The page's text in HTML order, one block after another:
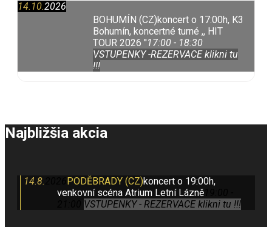
14.10.2026
BOHUMÍN (CZ)koncert o 17:00h, K3
Bohumín, koncertné turné ,, HIT
TOUR 2026 ''17:00 - 18:30
VSTUPENKY -REZERVACE klikni tu
!!!
Najbližšia akcia
14.8. PODĚBRADY (CZ)koncert o 19:00h,
venkovní scéna Atrium Letní Lázně
VSTUPENKY - REZERVACE klikni tu !!!